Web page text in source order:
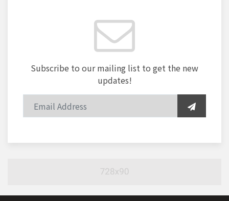
Subscribe to our mailing list to get the new
updates!